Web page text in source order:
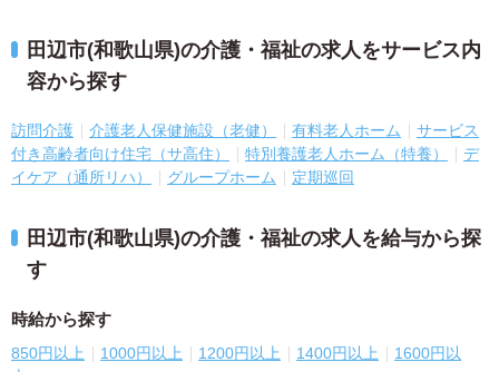
田辺市(和歌山県)の介護・福祉の求人をサービス内
容から探す
訪問介護 介護老人保健施設（老健） 有料老人ホーム
サービス
付き高齢者向け住宅（サ高住）
特別養護老人ホーム（特養）
デ
イケア（通所リハ）
グループホーム 定期巡回
田辺市(和歌山県)の介護・福祉の求人を給与から探
す
時給から探す
850円以上 1000円以上 1200円以上 1400円以上
1600円以